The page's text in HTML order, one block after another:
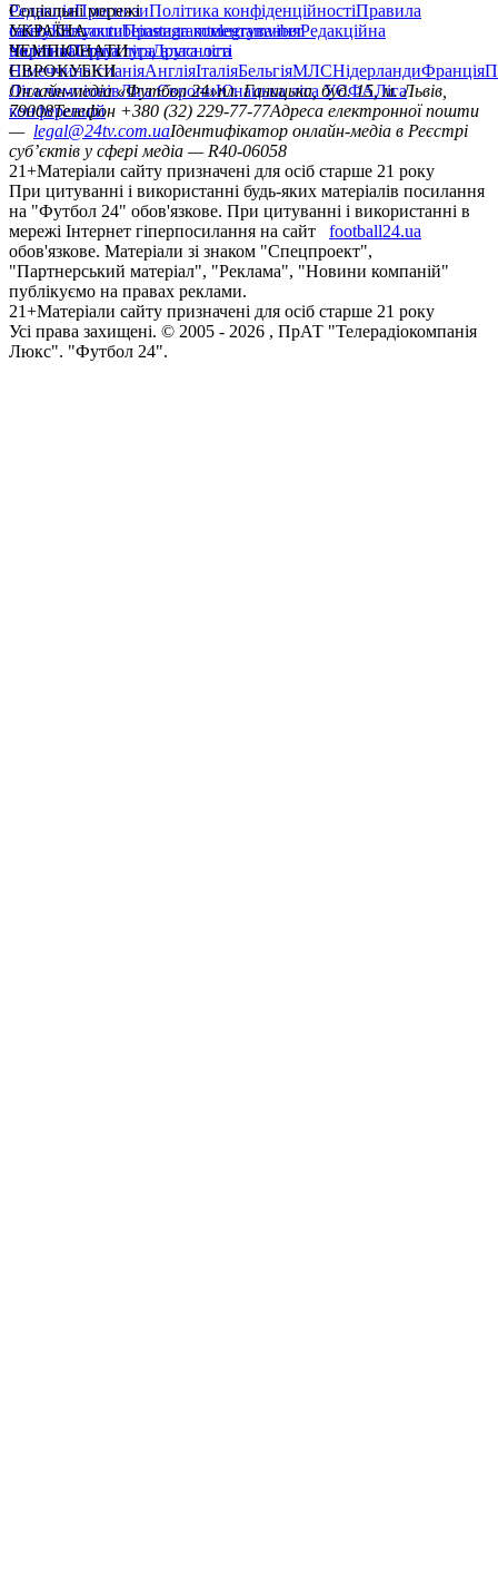
РедакціяПрогнозиПолітика конфіденційностіПравила
сайтуКонтактиПравила коментуванняРедакційна
політикаСтруктура власності
Соціальні мережі
facebookxyoutubeinstagramtelegramviber
УКРАЇНА
УкраїнаПерша лігаДруга ліга
ЧЕМПІОНАТИ
НімеччинаІспаніяАнгліяІталіяБельгіяМЛСНідерландиФранція
ЄВРОКУБКИ
Ліга чемпіонівЛіга ЄвропиЮнацька ліга УЄФАЛіга
конференцій
Онлайн-медіа «Футбол 24»пл. Галицька, буд. 15, м. Львів,
79008Телефон +380 (32) 229-77-77Адреса електронної пошти
— legal@24tv.com.uaІдентифікатор онлайн-медіа в Реєстрі
суб’єктів у сфері медіа — R40-06058
21+Матеріали сайту призначені для осіб старше 21 року
При цитуванні і використанні будь-яких матеріалів посилання
на "Футбол 24" обов'язкове. При цитуванні і використанні в
мережі Інтернет гіперпосилання на сайт
football24.ua
обов'язкове. Матеріали зі знаком "Спецпроект",
"Партнерський матеріал", "Реклама", "Новини компаній"
публікуємо на правах реклами.
21+Матеріали сайту призначені для осіб старше 21 року
Усi права захищенi. © 2005 - 2026 , ПрАТ "Телерадіокомпанія
Люкс". "Футбол 24".